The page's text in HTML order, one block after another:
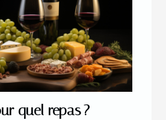
quel repas ?